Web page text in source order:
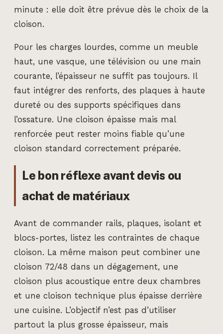
minute : elle doit être prévue dès le choix de la
cloison.
Pour les charges lourdes, comme un meuble
haut, une vasque, une télévision ou une main
courante, l’épaisseur ne suffit pas toujours. Il
faut intégrer des renforts, des plaques à haute
dureté ou des supports spécifiques dans
l’ossature. Une cloison épaisse mais mal
renforcée peut rester moins fiable qu’une
cloison standard correctement préparée.
Le bon réflexe avant devis ou
achat de matériaux
Avant de commander rails, plaques, isolant et
blocs-portes, listez les contraintes de chaque
cloison. La même maison peut combiner une
cloison 72/48 dans un dégagement, une
cloison plus acoustique entre deux chambres
et une cloison technique plus épaisse derrière
une cuisine. L’objectif n’est pas d’utiliser
partout la plus grosse épaisseur, mais